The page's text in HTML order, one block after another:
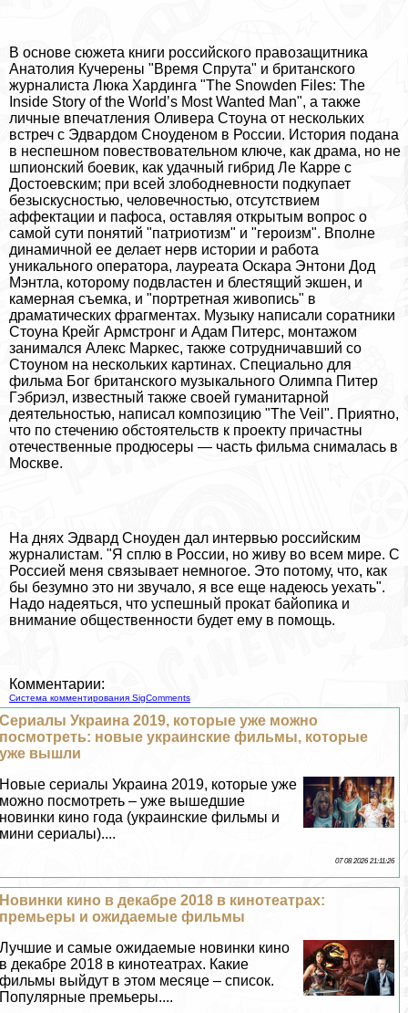
В основе сюжета книги российского правозащитника
Анатолия Кучерены "Время Спрута" и британского
журналиста Люка Хардинга "The Snowden Files: The
Inside Story of the World’s Most Wanted Man", а также
личные впечатления Оливера Стоуна от нескольких
встреч с Эдвардом Сноуденом в России. История подана
в неспешном повествовательном ключе, как драма, но не
шпионский боевик, как удачный гибрид Ле Карре с
Достоевским; при всей злободневности подкупает
безыскусностью, человечностью, отсутствием
аффектации и пафоса, оставляя открытым вопрос о
самой сути понятий "патриотизм" и "героизм". Вполне
динамичной ее делает нерв истории и работа
уникального оператора, лауреата Оскара Энтони Дод
Мэнтла, которому подвластен и блестящий экшен, и
камерная съемка, и "портретная живопись" в
драматических фрагментах. Музыку написали соратники
Стоуна Крейг Армстронг и Адам Питерс, монтажом
занимался Алекс Маркес, также сотрудничавший со
Стоуном на нескольких картинах. Специально для
фильма Бог британского музыкального Олимпа Питер
Гэбриэл, известный также своей гуманитарной
деятельностью, написал композицию "The Veil". Приятно,
что по стечению обстоятельств к проекту причастны
отечественные продюсеры — часть фильма снималась в
Москве.
На днях Эдвард Сноуден дал интервью российским
журналистам. "Я сплю в России, но живу во всем мире. С
Россией меня связывает немногое. Это потому, что, как
бы безумно это ни звучало, я все еще надеюсь уехать".
Надо надеяться, что успешный прокат байопика и
внимание общественности будет ему в помощь.
Комментарии:
Система комментирования SigComments
Сериалы Украина 2019, которые уже можно
посмотреть: новые украинские фильмы, которые
уже вышли
Новые сериалы Украина 2019, которые уже
можно посмотреть – уже вышедшие
новинки кино года (украинские фильмы и
мини сериалы)....
07 08 2026 21:11:26
Новинки кино в декабре 2018 в кинотеатрах:
премьеры и ожидаемые фильмы
Лучшие и самые ожидаемые новинки кино
в декабре 2018 в кинотеатрах. Какие
фильмы выйдут в этом месяце – список.
Популярные премьеры....